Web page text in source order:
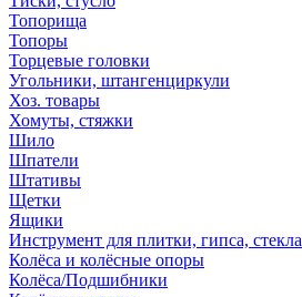
Топорища
Топоры
Торцевые головки
Угольники, штангенциркули
Хоз. товары
Хомуты, стяжки
Шило
Шпатели
Штативы
Щетки
Ящики
Инструмент для плитки, гипса, стекла
Колёса и колёсные опоры
Колёса/Подшибники